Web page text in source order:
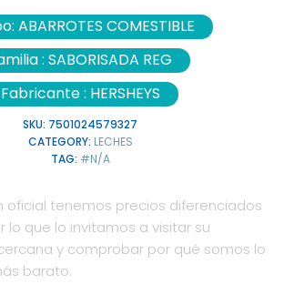
ABARROTES COMESTIBLE
: SABORISADA REG
Fabricante : HERSHEYS
SKU: 7501024579327
CATEGORY: LECHES
TAG: #N/A
oficial tenemos precios diferenciados
lo que lo invitamos a visitar su
y comprobar por qué somos lo
barato.